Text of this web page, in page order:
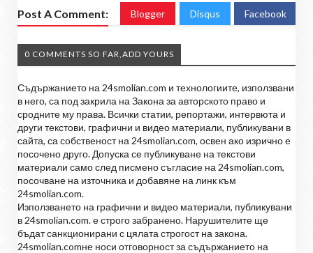
Post A Comment: Blogger Disqus Facebook
0 COMMENTS SO FAR,ADD YOURS
Съдържанието на 24smolian.com и технологиите, използвани
в него, са под закрила на Закона за авторското право и
сродните му права. Всички статии, репортажи, интервюта и
други текстови, графични и видео материали, публикувани в
сайта, са собственост на 24smolian.com, освен ако изрично е
посочено друго. Допуска се публикуване на текстови
материали само след писмено съгласие на 24smolian.com,
посочване на източника и добавяне на линк към
24smolian.com.
Използването на графични и видео материали, публикувани
в 24smolian.com. е строго забранено. Нарушителите ще
бъдат санкционирани с цялата строгост на закона.
24smolian.comне носи отговорност за съдържанието на